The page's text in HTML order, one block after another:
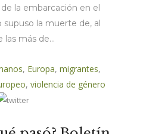
la embarcación en el
supuso la muerte de, al
las más de...
, Europa, migrantes,
, violencia de género